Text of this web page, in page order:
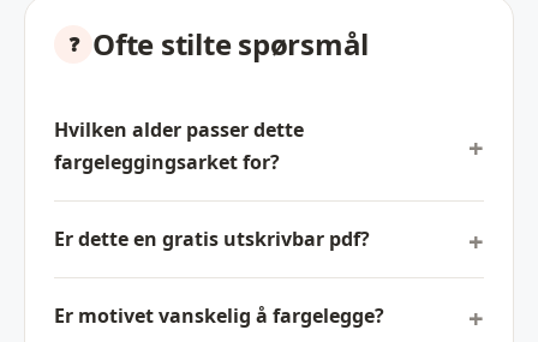
Ofte stilte spørsmål
Hvilken alder passer dette
fargeleggingsarket for?
Er dette en gratis utskrivbar pdf?
Er motivet vanskelig å fargelegge?